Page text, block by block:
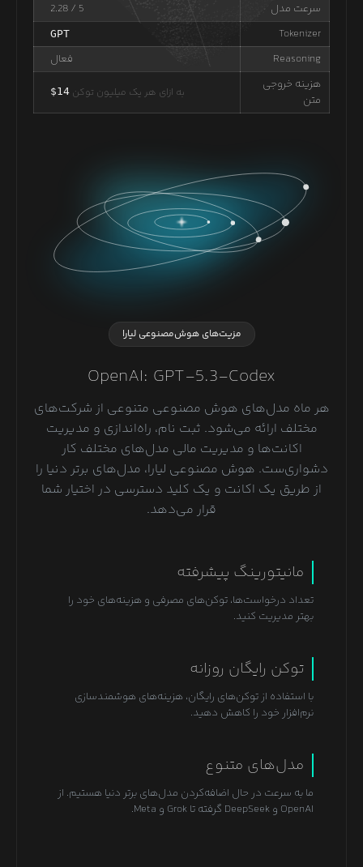
سرعت مدل 2.28 / 5
Tokenizer
GPT
Reasoning
فعال
هزینه خروجی
متن
$14 به ازای هر یک میلیون توکن
مزیت‌های هوش‌مصنوعی لیارا
OpenAI: GPT-5.3-Codex
هر ماه مدل‌های هوش مصنوعی متنوعی از شرکت‌های
مختلف ارائه می‌شود. ثبت نام، راه‌اندازی و مدیریت
اکانت‌ها و مدیریت مالی مدل‌های مختلف کار
دشواری‌ست. هوش مصنوعی لیارا، مدل‌های برتر دنیا را
از طریق یک اکانت و یک کلید دسترسی در اختیار شما
قرار می‌دهد.
مانیتورینگ پیشرفته
تعداد درخواست‌ها، توکن‌های مصرفی و هزینه‌های خود را
بهتر مدیریت کنید.
توکن رایگان روزانه
با استفاده از توکن‌های رایگان، هزینه‌های هوشمندسازی
نرم‌افزار خود را کاهش دهید.
مدل‌های متنوع
ما به سرعت در حال اضافه‌کردن مدل‌های برتر دنیا هستیم. از
OpenAI و DeepSeek گرفته تا Grok و Meta.